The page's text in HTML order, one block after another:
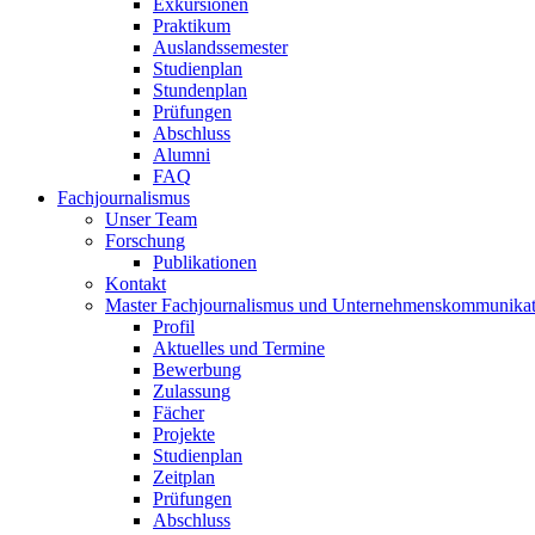
Exkursionen
Praktikum
Auslandssemester
Studienplan
Stundenplan
Prüfungen
Abschluss
Alumni
FAQ
Fachjournalismus
Unser Team
Forschung
Publikationen
Kontakt
Master Fachjournalismus und
Profil
Aktuelles und Termine
Bewerbung
Zulassung
Fächer
Projekte
Studienplan
Zeitplan
Prüfungen
Abschluss